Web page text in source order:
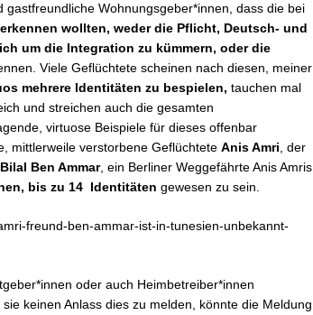
Wohnungsgeber*innen, dass die bei
wollten, weder die Pflicht, Deutsch- und
um die Integration zu kümmern, oder die
Viele Geflüchtete scheinen nach diesen, meiner
mehrere Identitäten zu bespielen, tauchen mal
und streichen auch die gesamten
virtuose Beispiele für dieses offenbar
mittlerweile verstorbene Geflüchtete Anis Amri, der
Bilal Ben Ammar, ein Berliner Weggefährte Anis Amris
bis zu 14 Identitäten gewesen zu sein.
freund-ben-ammar-ist-in-tunesien-unbekannt-
oder auch Heimbetreiber*innen
keinen Anlass dies zu melden, könnte die Meldung